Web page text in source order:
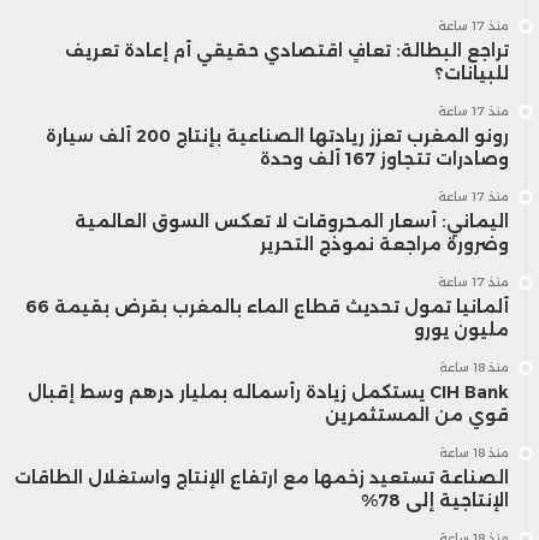
منذ 17 ساعة
تراجع البطالة: تعافٍ اقتصادي حقيقي أم إعادة تعريف
للبيانات؟
منذ 17 ساعة
رونو المغرب تعزز ريادتها الصناعية بإنتاج 200 ألف سيارة
وصادرات تتجاوز 167 ألف وحدة
منذ 17 ساعة
اليماني: أسعار المحروقات لا تعكس السوق العالمية
وضرورة مراجعة نموذج التحرير
منذ 17 ساعة
ألمانيا تمول تحديث قطاع الماء بالمغرب بقرض بقيمة 66
مليون يورو
منذ 18 ساعة
CIH Bank يستكمل زيادة رأسماله بمليار درهم وسط إقبال
قوي من المستثمرين
منذ 18 ساعة
الصناعة تستعيد زخمها مع ارتفاع الإنتاج واستغلال الطاقات
الإنتاجية إلى 78%